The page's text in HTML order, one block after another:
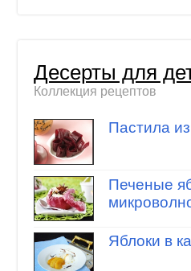
Десерты для
Коллекция рецептов
Пастила
Печеные
Яблоки в